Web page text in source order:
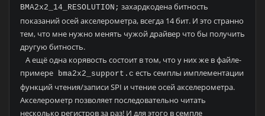
BMA2x2_14_RESOLUTION; захардкодена битность
показаний осей акселерометра, всегда 14 бит. И это странно
тем, что мне нужно менять чужой драйвер что бы получить
другую битность.
А ещё одна корявость состоит в том, что у них же в файле-
примереbma2x2_support.c есть семплы имплементации
функций чтения/записи SPI и чтение осей акселерометра.
Акселерометр позволяет последовательно читать
несколько регистров за раз! И для этого в семпле